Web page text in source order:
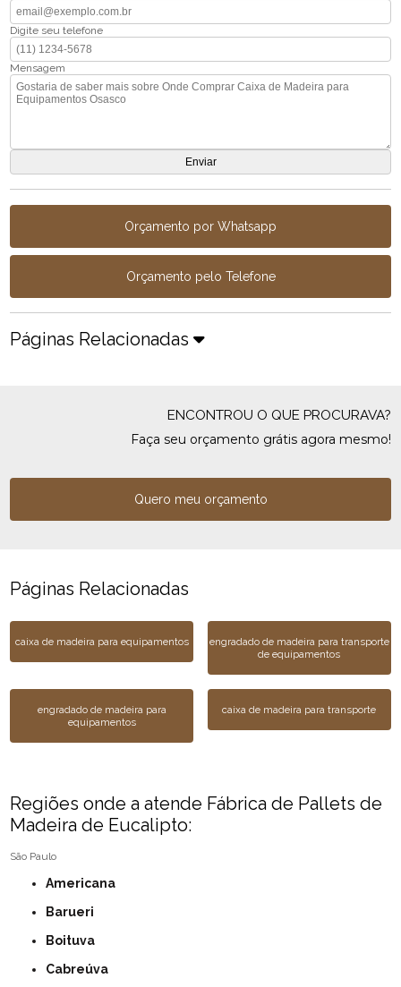
Digite seu telefone
Mensagem
Orçamento por Whatsapp
Orçamento pelo Telefone
Páginas Relacionadas
ENCONTROU O QUE PROCURAVA?
Faça seu orçamento grátis agora mesmo!
Quero meu orçamento
Páginas Relacionadas
caixa de madeira para equipamentos
engradado de madeira para transporte
de equipamentos
engradado de madeira para
equipamentos
caixa de madeira para transporte
Regiões onde a atende Fábrica de Pallets de
Madeira de Eucalipto:
São Paulo
Americana
Barueri
Boituva
Cabreúva